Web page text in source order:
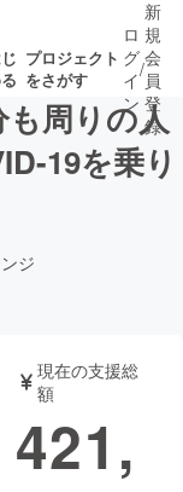
プロジェクト
をさがす
近いプ
書籍・雑誌
ロ
グ
イ
ン
/
新
規
会
員
登
録
周りの人
19を乗り
ジ
現在の支援総
額
421,